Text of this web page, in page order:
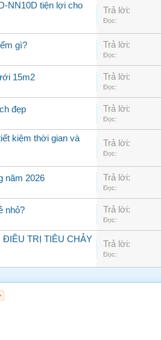
NN10D tiện lợi cho
Trả lời:
Đọc:
gì? Trả lời:
Đọc:
15m2 Trả lời:
Đọc:
đẹp Trả lời:
Đọc:
kiệm thời gian và
Trả lời:
Đọc:
năm 2026 Trả lời:
Đọc:
nhỏ? Trả lời:
Đọc:
TRỊ TIÊU CHẢY
Trả lời:
Đọc: